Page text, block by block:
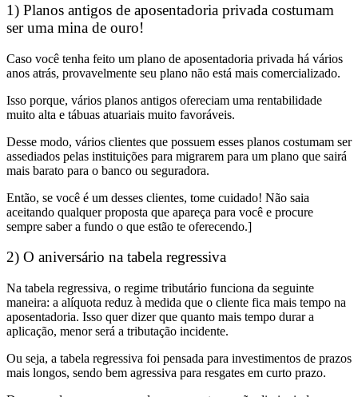
1) Planos antigos de aposentadoria privada costumam
ser uma mina de ouro!
Caso você tenha feito um plano de aposentadoria privada há vários
anos atrás, provavelmente seu plano não está mais comercializado.
Isso porque, vários planos antigos ofereciam uma rentabilidade
muito alta e tábuas atuariais muito favoráveis.
Desse modo, vários clientes que possuem esses planos costumam ser
assediados pelas instituições para migrarem para um plano que sairá
mais barato para o banco ou seguradora.
Então, se você é um desses clientes, tome cuidado! Não saia
aceitando qualquer proposta que apareça para você e procure
sempre saber a fundo o que estão te oferecendo.]
2) O aniversário na tabela regressiva
Na tabela regressiva, o regime tributário funciona da seguinte
maneira: a alíquota reduz à medida que o cliente fica mais tempo na
aposentadoria. Isso quer dizer que quanto mais tempo durar a
aplicação, menor será a tributação incidente.
Ou seja, a tabela regressiva foi pensada para investimentos de prazos
mais longos, sendo bem agressiva para resgates em curto prazo.